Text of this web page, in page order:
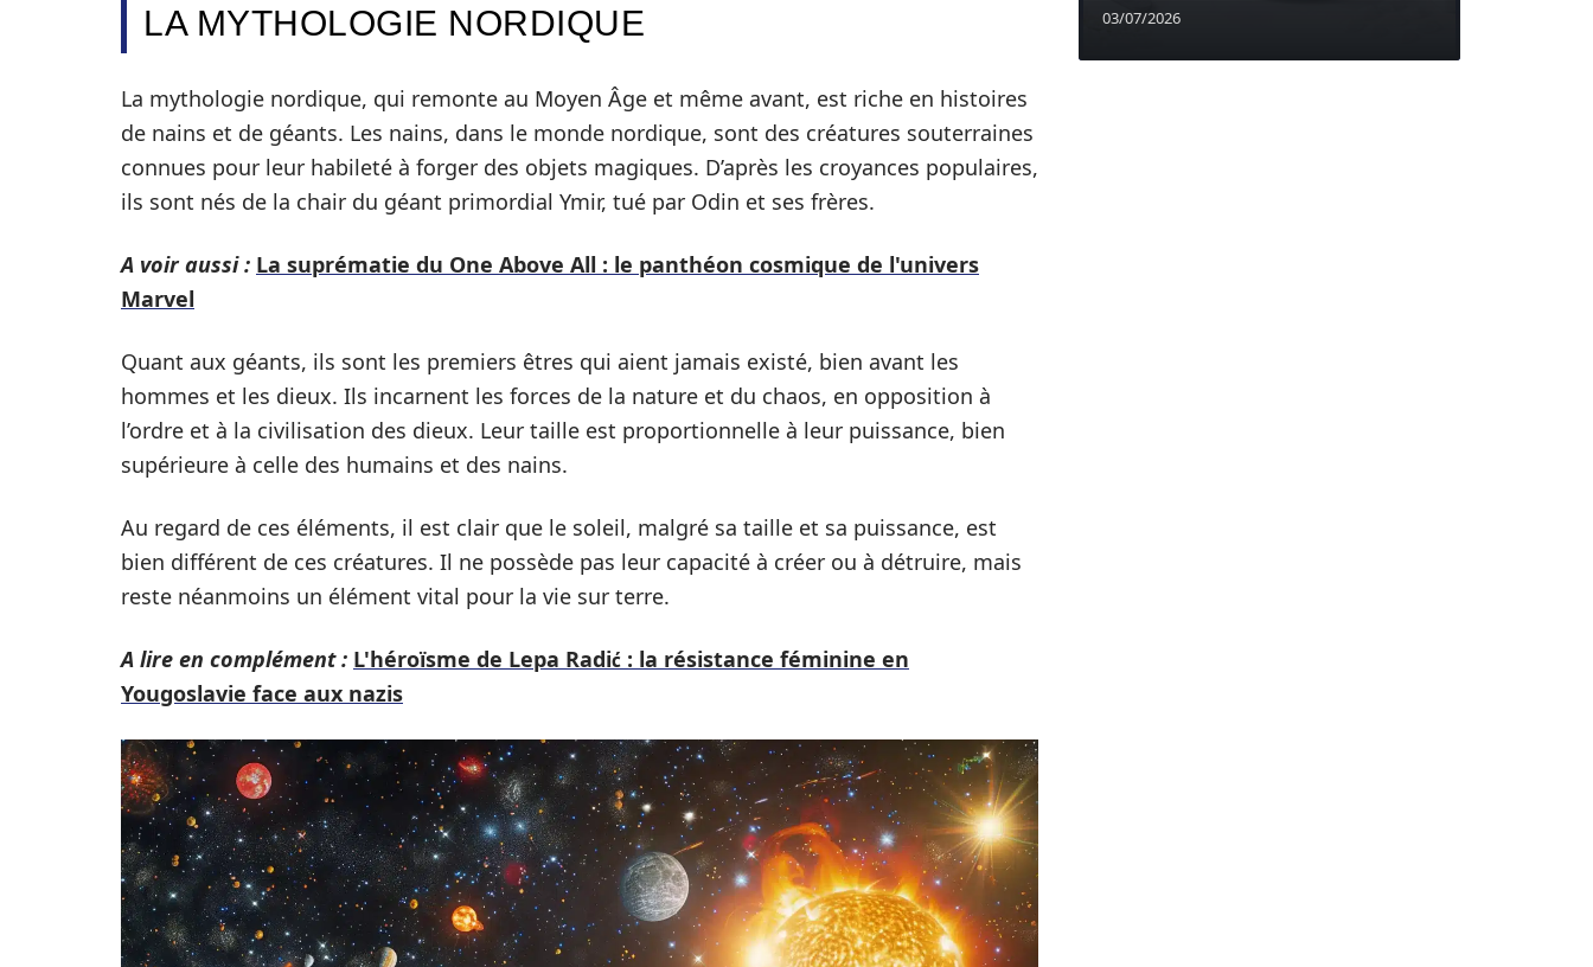
LA MYTHOLOGIE NORDIQUE
La mythologie nordique, qui remonte au Moyen Âge et même avant, est riche en histoires
de nains et de géants. Les nains, dans le monde nordique, sont des créatures souterraines
connues pour leur habileté à forger des objets magiques. D’après les croyances populaires,
ils sont nés de la chair du géant primordial Ymir, tué par Odin et ses frères.
A voir aussi : La suprématie du One Above All : le panthéon cosmique de l'univers
Marvel
Quant aux géants, ils sont les premiers êtres qui aient jamais existé, bien avant les
hommes et les dieux. Ils incarnent les forces de la nature et du chaos, en opposition à
l’ordre et à la civilisation des dieux. Leur taille est proportionnelle à leur puissance, bien
supérieure à celle des humains et des nains.
Au regard de ces éléments, il est clair que le soleil, malgré sa taille et sa puissance, est
bien différent de ces créatures. Il ne possède pas leur capacité à créer ou à détruire, mais
reste néanmoins un élément vital pour la vie sur terre.
A lire en complément : L'héroïsme de Lepa Radić : la résistance féminine en
Yougoslavie face aux nazis
03/07/2026